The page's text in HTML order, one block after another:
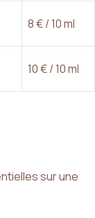
8 € / 10 ml
10 € / 10 ml
sur une